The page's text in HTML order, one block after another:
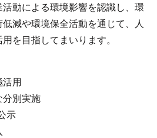
動による環境影響を認識し、環
減や環境保全活動を通じて、人
を目指してまいります。
活用
分別実施
示